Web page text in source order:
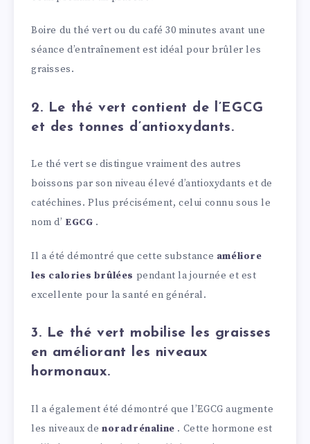
Boire du thé vert ou du café 30 minutes avant une
séance d’entraînement est idéal pour brûler les
graisses.
2. Le thé vert contient de l’EGCG
et des tonnes d’antioxydants.
Le thé vert se distingue vraiment des autres
boissons par son niveau élevé d’antioxydants et de
catéchines. Plus précisément, celui connu sous le
nom d’ EGCG .
Il a été démontré que cette substance améliore
les calories brûlées pendant la journée et est
excellente pour la santé en général.
3. Le thé vert mobilise les graisses
en améliorant les niveaux
hormonaux.
Il a également été démontré que l’EGCG augmente
les niveaux de noradrénaline . Cette hormone est